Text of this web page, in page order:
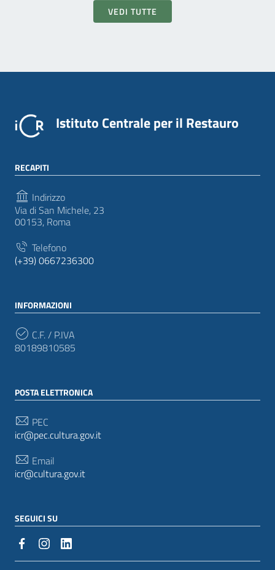
VEDI TUTTE
Istituto Centrale per il Restauro
RECAPITI
Indirizzo
Via di San Michele, 23
00153, Roma
Telefono
(+39) 0667236300
INFORMAZIONI
C.F. / P.IVA
80189810585
POSTA ELETTRONICA
PEC
icr@pec.cultura.gov.it
Email
icr@cultura.gov.it
SEGUICI SU